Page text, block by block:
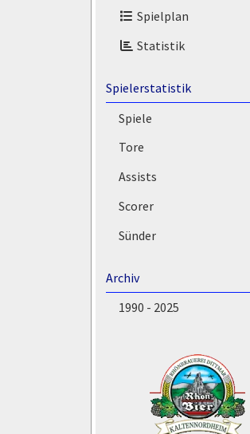
Spielplan
Statistik
Spielerstatistik
Spiele
Tore
Assists
Scorer
Sünder
Archiv
1990 - 2025